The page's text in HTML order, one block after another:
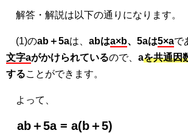
解答・解説は以下の通りになります。
(1)のab＋5aは、 abはa×b、5aは5×aで
文字aがかけられているので、 aを共通因
することができます。
よって、
ab＋5a = a(b＋5)